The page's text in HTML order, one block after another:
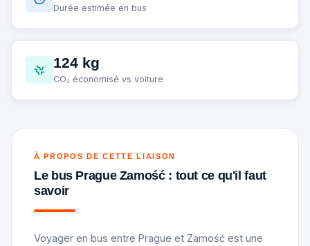
Durée estimée en bus
124 kg
CO₂ économisé vs voiture
À PROPOS DE CETTE LIAISON
Le bus Prague Zamość : tout ce qu'il faut
savoir
Voyager en bus entre Prague et Zamość est une